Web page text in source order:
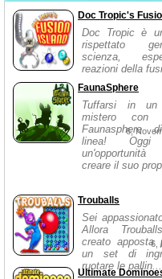
Doc Tropic's
Doc Tropic è
rispettato
scienza,
reazioni della
FaunaSphere
Tuffarsi in
mistero con
Faunasphere
linea!
creare il suo
6,
Trouballs
Sei
Allora
creato apposta
un set di
ruotare le pallin...
6,
Ultimate